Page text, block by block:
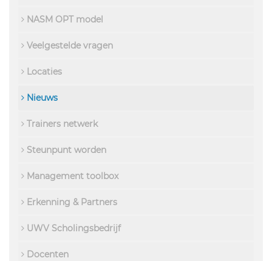
NASM OPT model
Veelgestelde vragen
Locaties
Nieuws
Trainers netwerk
Steunpunt worden
Management toolbox
Erkenning & Partners
UWV Scholingsbedrijf
Docenten